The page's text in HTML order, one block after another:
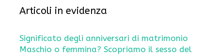
Articoli in evidenza
Significato degli anniversari di matrimonio
Maschio o femmina? Scopriamo il sesso del